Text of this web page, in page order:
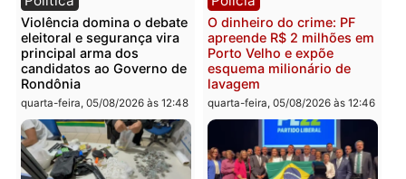
Política
Jônatas França é aprovado
na convenção e
confirmado candidato a
deputado federal pelo
Republicanos
Brasil
TCE reúne candidatos ao
diagnóstico que pode
mudar os rumos de
Rondônia